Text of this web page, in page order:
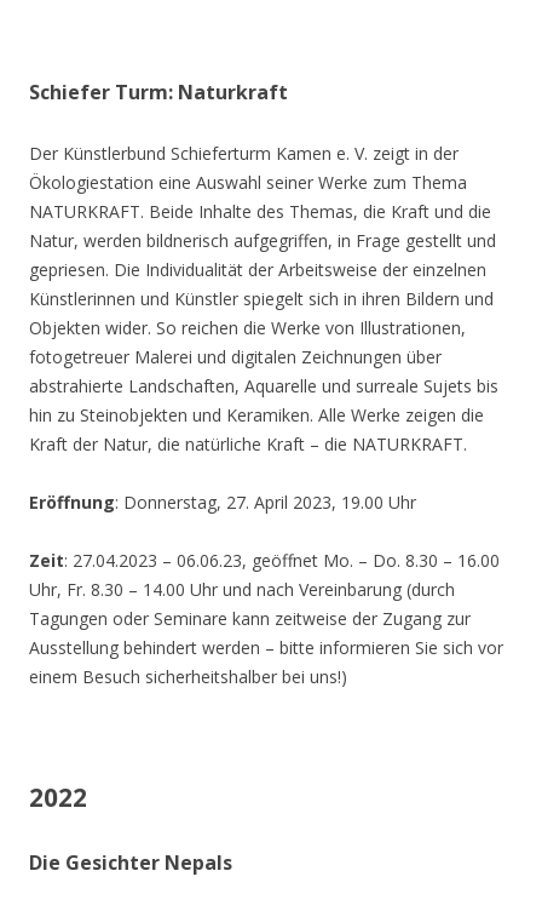
Schiefer Turm: Naturkraft
Der Künstlerbund Schieferturm Kamen e. V. zeigt in der
Ökologiestation eine Auswahl seiner Werke zum Thema
NATURKRAFT. Beide Inhalte des Themas, die Kraft und die
Natur, werden bildnerisch aufgegriffen, in Frage gestellt und
gepriesen. Die Individualität der Arbeitsweise der einzelnen
Künstlerinnen und Künstler spiegelt sich in ihren Bildern und
Objekten wider. So reichen die Werke von Illustrationen,
fotogetreuer Malerei und digitalen Zeichnungen über
abstrahierte Landschaften, Aquarelle und surreale Sujets bis
hin zu Steinobjekten und Keramiken. Alle Werke zeigen die
Kraft der Natur, die natürliche Kraft – die NATURKRAFT.
Eröffnung: Donnerstag, 27. April 2023, 19.00 Uhr
Zeit: 27.04.2023 – 06.06.23, geöffnet Mo. – Do. 8.30 – 16.00
Uhr, Fr. 8.30 – 14.00 Uhr und nach Vereinbarung (durch
Tagungen oder Seminare kann zeitweise der Zugang zur
Ausstellung behindert werden – bitte informieren Sie sich vor
einem Besuch sicherheitshalber bei uns!)
2022
Die Gesichter Nepals